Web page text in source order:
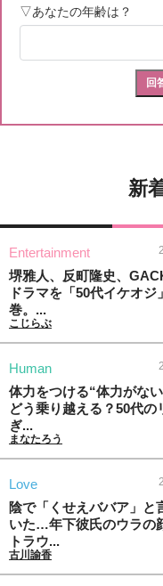
新
Entertainment
堺雅人、反町隆史、
ドラマを「50代イケオジ
巻。...
こじらぶ
Human
体力をつける“体力がない
どう乗り越える？50代の
ぎ...
まなたろう
Love
陰で「くせえババア」と
いた…年下彼氏のウラの
トラウ...
古川諭香